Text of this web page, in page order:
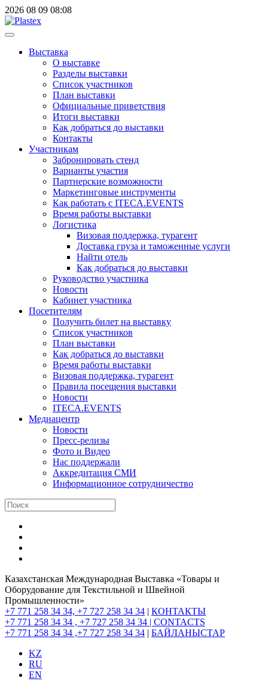
2026 08 09 08:08
Выставка
О выставке
Разделы выставки
Список участников
План выставки
Официальные приветствия
Итоги выставки
Как добраться до выставки
Контакты
Участникам
Забронировать стенд
Варианты участия
Партнерские возможности
Маркетинговые инструменты
Как работать с ITECA.EVENTS
Время работы выставки
Логистика
Визовая поддержка, турагент
Доставка груза и таможенные услуги
Найти отель
Как добраться до выставки
Руководство участника
Новости
Кабинет участника
Посетителям
Получить билет на выставку
Список участников
План выставки
Как добраться до выставки
Время работы выставки
Визовая поддержка, турагент
Правила посещения выставки
Новости
ITECA.EVENTS
Медиацентр
Новости
Пресс-релизы
Фото и Видео
Нас поддержали
Аккредитация СМИ
Информационное сотрудничество
Казахстанская Международная Выставка «Товары и
Оборудование для Текстильной и Швейной
Промышленности»
+7 771 258 34 34, +7 727 258 34 34 | КОНТАКТЫ
+7 771 258 34 34 , +7 727 258 34 34 | CONTACTS
+7 771 258 34 34 ,+7 727 258 34 34 | БАЙЛАНЫСТАР
KZ
RU
EN